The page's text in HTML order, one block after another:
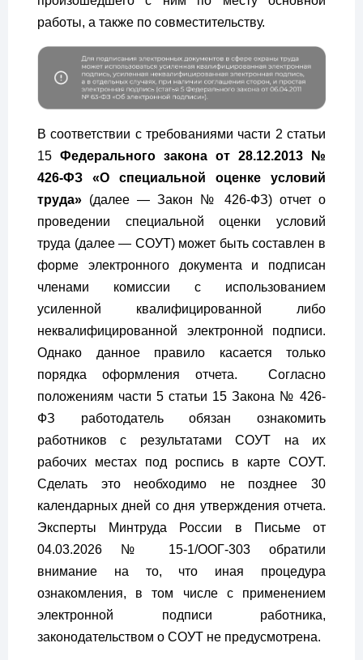
работы, а также по совместительству.
В соответствии с требованиями части 2 статьи
15 Федерального закона от 28.12.2013 №
426-ФЗ «О специальной оценке условий
труда» (далее — Закон № 426-ФЗ) отчет о
проведении специальной оценки условий
труда (далее — СОУТ) может быть составлен в
форме электронного документа и подписан
членами комиссии с использованием
усиленной квалифицированной либо
неквалифицированной электронной подписи.
Однако данное правило касается только
порядка оформления отчета. Согласно
положениям части 5 статьи 15 Закона № 426-
ФЗ работодатель обязан ознакомить
работников с результатами СОУТ на их
рабочих местах под роспись в карте СОУТ.
Сделать это необходимо не позднее 30
календарных дней со дня утверждения отчета.
Эксперты Минтруда России в Письме от
04.03.2026 № 15-1/ООГ-303 обратили
внимание на то, что иная процедура
ознакомления, в том числе с применением
электронной подписи работника,
законодательством о СОУТ не предусмотрена.